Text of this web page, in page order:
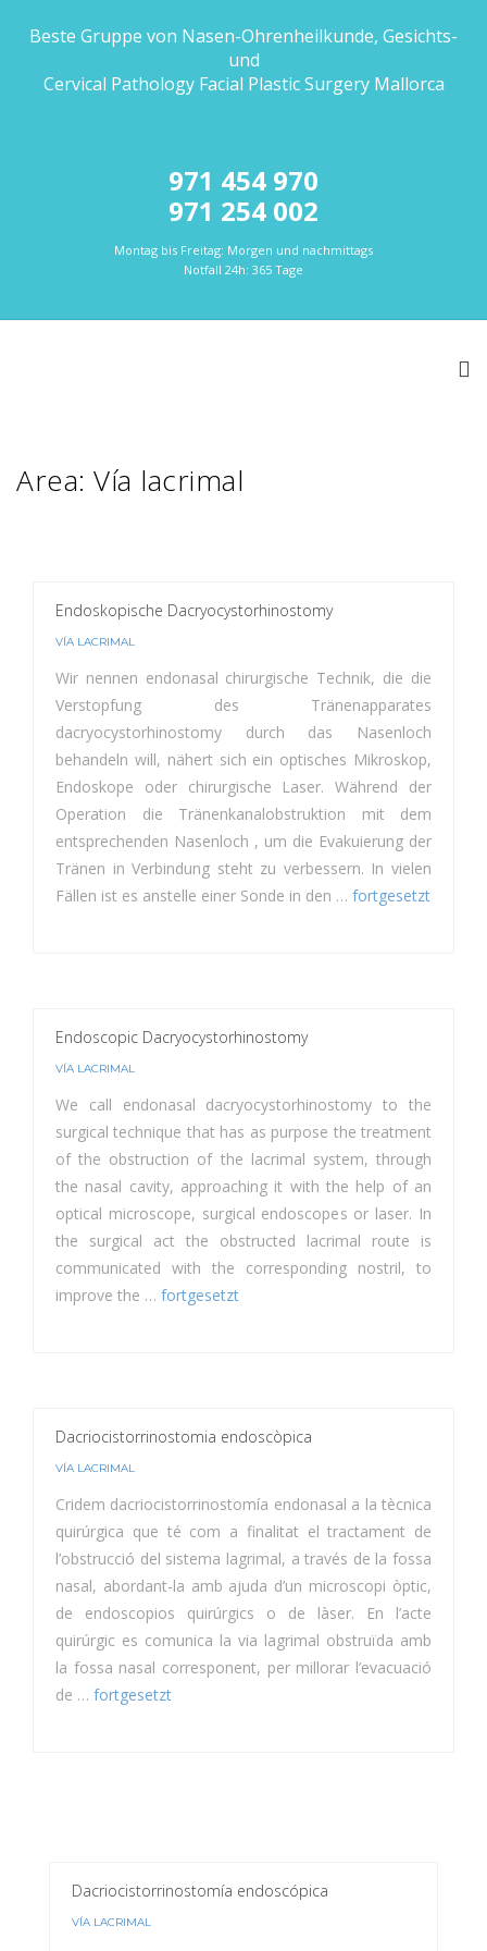
Beste Gruppe von Nasen-Ohrenheilkunde, Gesichts-
und
Cervical Pathology Facial Plastic Surgery Mallorca
971 454 970
971 254 002
Montag bis Freitag: Morgen und nachmittags
Notfall 24h: 365 Tage
Area: Vía lacrimal
Endoskopische Dacryocystorhinostomy
VÍA LACRIMAL
Wir nennen endonasal chirurgische Technik, die die
Verstopfung des Tränenapparates
dacryocystorhinostomy durch das Nasenloch
behandeln will, nähert sich ein optisches Mikroskop,
Endoskope oder chirurgische Laser. Während der
Operation die Tränenkanalobstruktion mit dem
entsprechenden Nasenloch , um die Evakuierung der
Tränen in Verbindung steht zu verbessern. In vielen
Fällen ist es anstelle einer Sonde in den … fortgesetzt
Endoscopic Dacryocystorhinostomy
VÍA LACRIMAL
We call endonasal dacryocystorhinostomy to the
surgical technique that has as purpose the treatment
of the obstruction of the lacrimal system, through
the nasal cavity, approaching it with the help of an
optical microscope, surgical endoscopes or laser. In
the surgical act the obstructed lacrimal route is
communicated with the corresponding nostril, to
improve the … fortgesetzt
Dacriocistorrinostomia endoscòpica
VÍA LACRIMAL
Cridem dacriocistorrinostomía endonasal a la tècnica
quirúrgica que té com a finalitat el tractament de
l’obstrucció del sistema lagrimal, a través de la fossa
nasal, abordant-la amb ajuda d’un microscopi òptic,
de endoscopios quirúrgics o de làser. En l’acte
quirúrgic es comunica la via lagrimal obstruïda amb
la fossa nasal corresponent, per millorar l’evacuació
de … fortgesetzt
Dacriocistorrinostomía endoscópica
VÍA LACRIMAL